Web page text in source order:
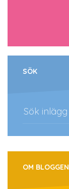
SÖK
OM BLOGGEN